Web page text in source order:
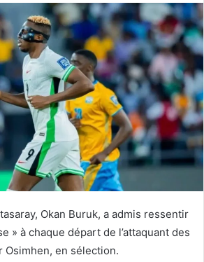
Okan Buruk, a admis ressentir
» à chaque départ de l’attaquant des
Osimhen, en sélection.